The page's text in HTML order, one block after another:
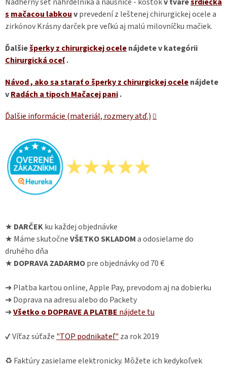
s mačacou labkouvprevedení z leštenej chirurgickej ocele a
zirkónov Krásny darček pre veľkú aj malú milovníčku mačiek.
Ďalšiešperky z chirurgickej ocelenájdete v kategórii
Chirurgická oceľ.
Návod, ako sa starať o šperky z chirurgickej ocelenájdete
vRadách a tipoch Mačacej pani.
Ďalšie informácie (materiál, rozmery atď.)
★ DARČEKku každej objednávke
★ Máme skutočneVŠETKO SKLADOMa odosielame do
druhého dňa
★ DOPRAVA ZADARMOpre objednávky od 70 €
➜ Platba kartou online, Apple Pay, prevodom aj na dobierku
➜ Doprava na adresu alebo do Packety
➜Všetko o DOPRAVE A PLATBE nájdete tu
✔ Víťaz súťaže "TOP podnikateľ" za rok 2019
♻ Faktúry zasielame elektronicky. Môžete ich kedykoľvek